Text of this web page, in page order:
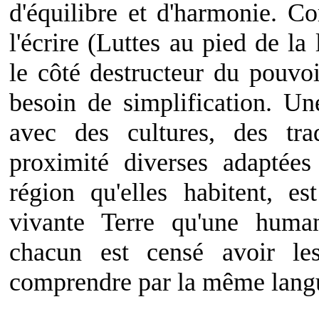
d'équilibre et d'harmonie.
l'écrire (Luttes au pied de la
le côté destructeur du
besoin de simplification.
avec des cultures, des
proximité diverses
région qu'elles habitent,
vivante Terre qu'une
chacun est censé avoir
comprendre par la même